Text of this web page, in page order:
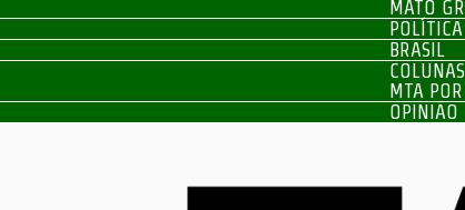
MATO
BRASIL
COLUNAS
MTA
OPINIÃO